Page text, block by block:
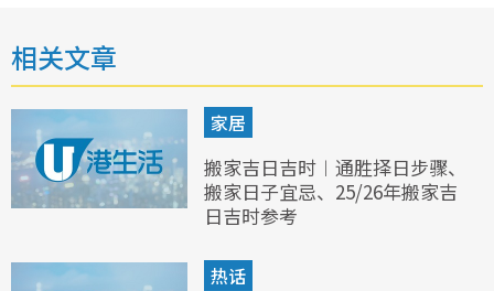
相关文章
家居
搬家吉日吉时︱通胜择日步骤、
搬家日子宜忌、25/26年搬家吉
日吉时参考
热话